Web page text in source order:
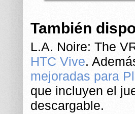
También
L.A. Noire: The
HTC Vive.
mejoradas para
que incluyen el
descargable.